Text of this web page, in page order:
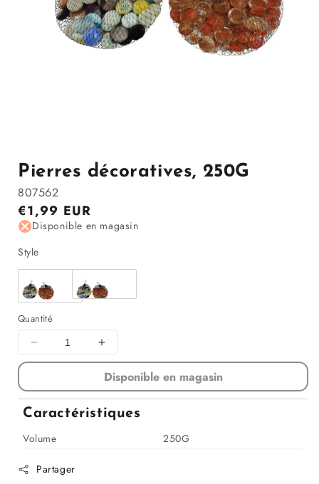
1
dans
la
modale
Pierres décoratives, 250G
807562
Prix
régulier
€1,99 EUR
Disponible en magasin
Style
A
€1,99
€1,99
Quantité
Diminuer
la
pour
Pierres
250G
Augmenter
la
quantité
pour
Pierres
décoratives,
Disponible en magasin
Caractéristiques
Volume
250G
Partager